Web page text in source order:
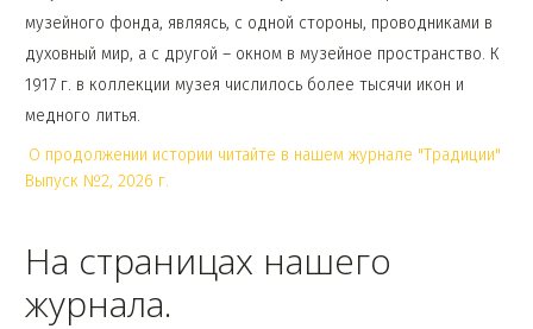
музейного фонда, являясь, с одной стороны, проводниками в
духовный мир, а с другой – окном в музейное пространство. К
1917 г. в коллекции музея числилось более тысячи икон и
медного литья.
О продолжении истории читайте в нашем журнале "Традиции"
Выпуск №2, 2026 г.
На страницах нашего
журнала.